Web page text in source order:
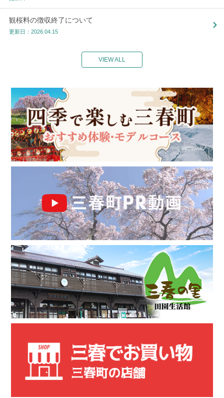
観桜料の徴収終了について
更新日：2026.04.15
VIEW ALL